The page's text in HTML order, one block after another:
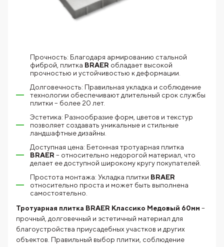
Прочность: Благодаря армированию стальной
фиброй, плитка BRAER обладает высокой
прочностью и устойчивостью к деформации.
Долговечность: Правильная укладка и соблюдение
технологии обеспечивают длительный срок службы
плитки – более 20 лет.
Эстетика: Разнообразие форм, цветов и текстур
позволяет создавать уникальные и стильные
ландшафтные дизайны.
Доступная цена: Бетонная тротуарная плитка
BRAER – относительно недорогой материал, что
делает ее доступной широкому кругу покупателей.
Простота монтажа: Укладка плитки BRAER
относительно проста и может быть выполнена
самостоятельно.
Тротуарная плитка BRAER Классико Медовый 60мм –
прочный, долговечный и эстетичный материал для
благоустройства приусадебных участков и других
объектов. Правильный выбор плитки, соблюдение